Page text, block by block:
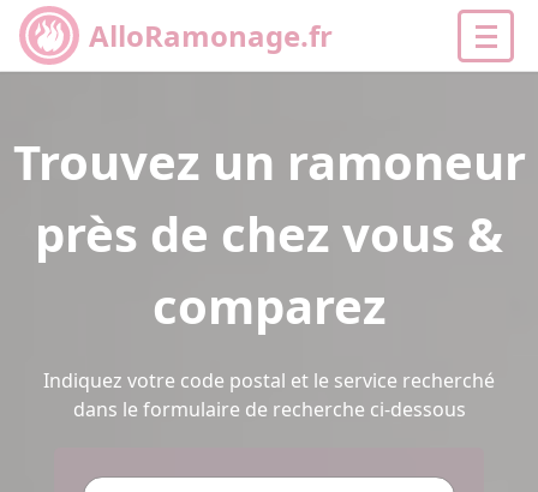
AlloRamonage.fr
Trouvez un ramoneur
près de chez vous &
comparez
Indiquez votre code postal et le service recherché
dans le formulaire de recherche ci-dessous